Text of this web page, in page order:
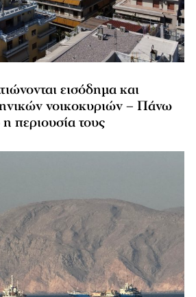
εισόδημα και
νοικοκυριών – Πάνω
περιουσία τους